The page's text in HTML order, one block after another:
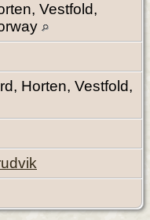
Vestfold,
Horten, Vestfold,